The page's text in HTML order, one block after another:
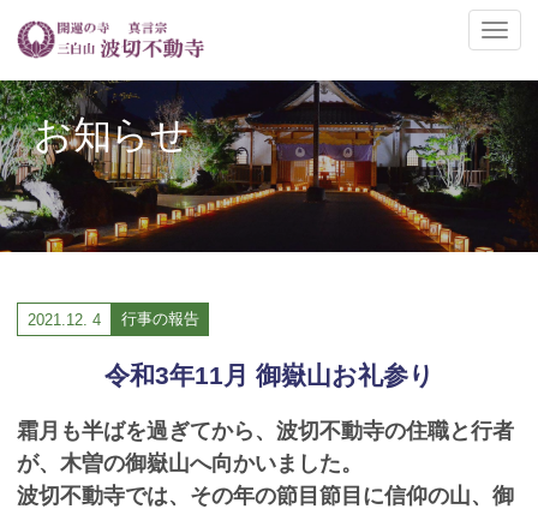
ナ
ゲ
ー
シ
ョ
の
切
お知らせ
2021.12. 4 行事の報告
令和3年11月 御嶽山お礼参り
霜月も半ばを過ぎてから、波切不動寺の住職と行者
が、木曽の御嶽山へ向かいました。
波切不動寺では、その年の節目節目に信仰の山、御